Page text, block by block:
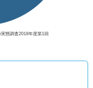
態調査2018年度第1回